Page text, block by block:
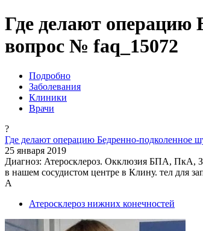
Где делают операцию
вопрос № faq_15072
Подробно
Заболевания
Клиники
Врачи
?
Где делают операцию Бедренно-подколенное
25 января 2019
Диагноз: Атеросклероз. Окклюзия БПА, ПкА,
в нашем сосудистом центре в Клину. тел для
А
Атеросклероз нижних конечностей